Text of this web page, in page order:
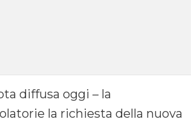
diffusa oggi – la
la richiesta della nuova